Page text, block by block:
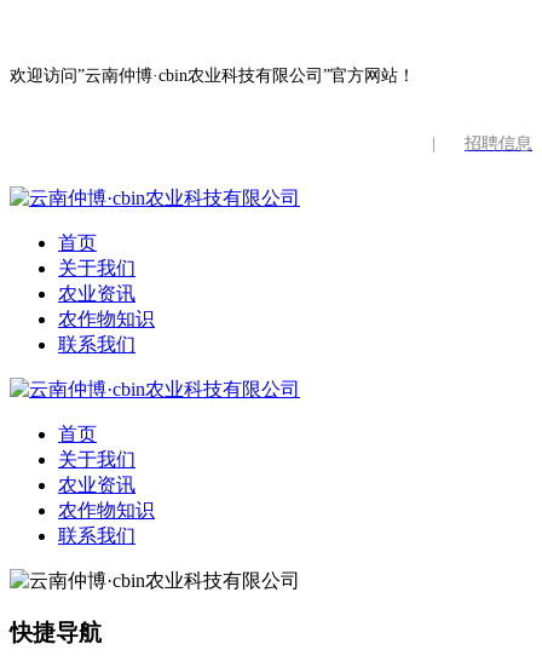
欢迎访问”云南仲博·cbin农业科技有限公司”官方网站！
招聘信息
首页
关于我们
农业资讯
农作物知识
联系我们
首页
关于我们
农业资讯
农作物知识
联系我们
快捷导航